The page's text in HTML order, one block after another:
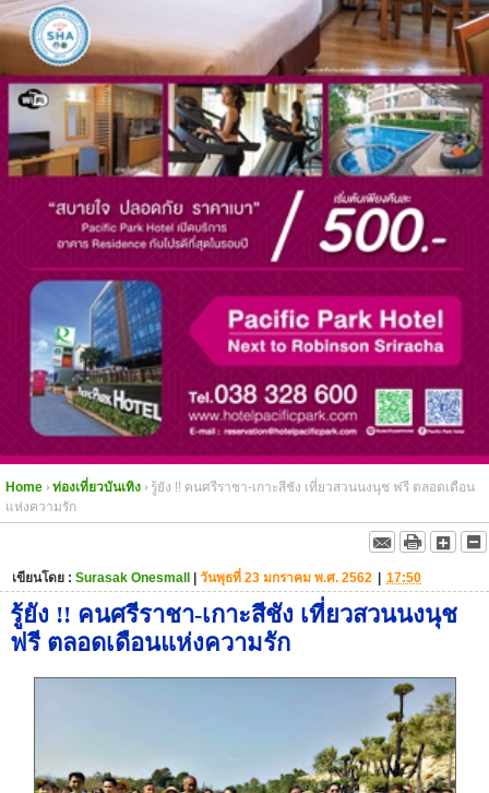
Home ท่องเที่ยวบันเทิง
รู้ยัง !! คนศรีราชา-เกาะสีชัง เที่ยวสวนนงนุช ฟรี ตลอดเดือน
แห่งความรัก
เขียนโดย : Surasak Onesmall | วันพุธที่ 23 มกราคม พ.ศ. 2562 | 17:50
รู้ยัง !! คนศรีราชา-เกาะสีชัง เที่ยวสวนนงนุช
ฟรี ตลอดเดือนแห่งความรัก